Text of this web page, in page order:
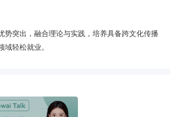
突出，融合理论与实践，培养具备跨文化传播
轻松就业。